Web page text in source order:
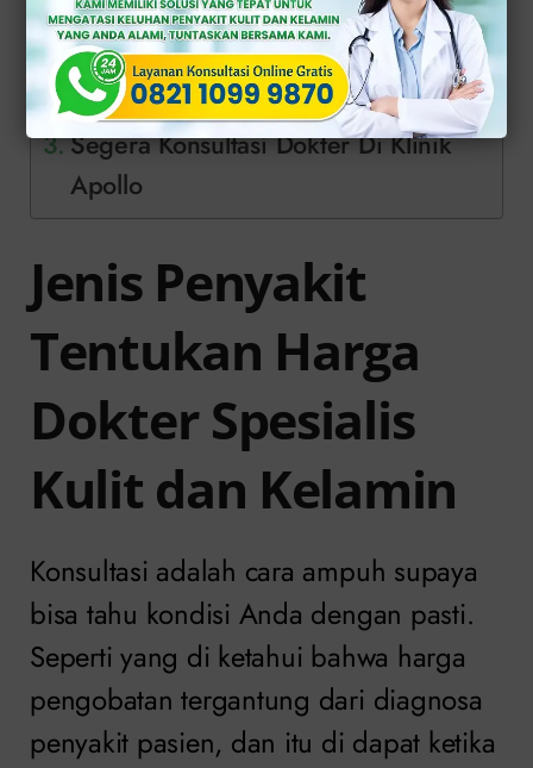
Dokter Spesialis Kulit dan Kelamin
Bagaimana Pengobatan Dokter
Klinik Apollo?
Segera Konsultasi Dokter Di Klinik
Apollo
Jenis Penyakit
Tentukan Harga
Dokter Spesialis
Kulit dan Kelamin
Konsultasi adalah cara ampuh supaya
bisa tahu kondisi Anda dengan pasti.
Seperti yang di ketahui bahwa harga
pengobatan tergantung dari diagnosa
penyakit pasien, dan itu di dapat ketika